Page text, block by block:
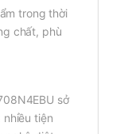
trong thời
chất, phù
sở
tiện